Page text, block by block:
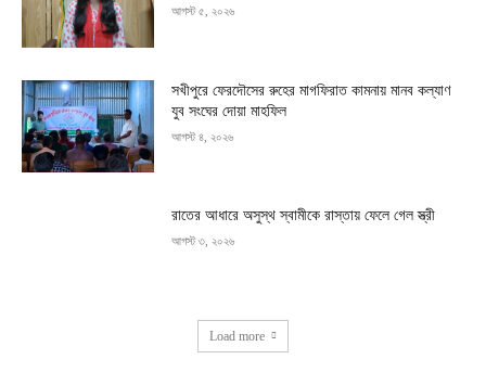
আগস্ট ৫, ২০২৬
সখীপুরে ফেরদৌসের রুহের মাগফিরাত কামনায় মানব কল্যাণ
যুব সংঘের দোয়া মাহফিল
আগস্ট ৪, ২০২৬
রাতের আধারে অসুস্থ স্বামীকে রাস্তায় ফেলে গেল স্ত্রী
আগস্ট ৩, ২০২৬
Load more